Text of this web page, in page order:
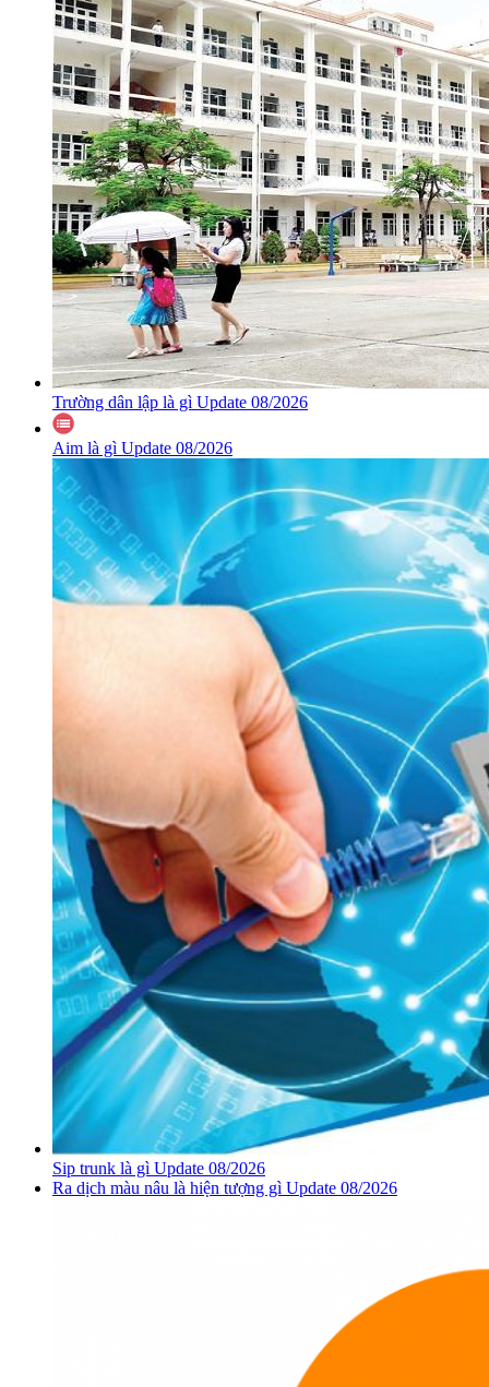
Trường dân lập là gì Update 08/2026
Aim là gì Update 08/2026
Sip trunk là gì Update 08/2026
Ra dịch màu nâu là hiện tượng gì Update 08/2026